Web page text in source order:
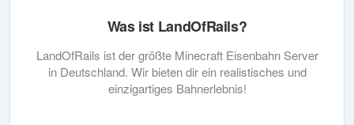
Was ist LandOfRails?
LandOfRails ist der größte Minecraft Eisenbahn Server
in Deutschland. Wir bieten dir ein realistisches und
einzigartiges Bahnerlebnis!